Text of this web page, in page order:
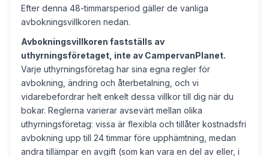
Efter denna 48-timmarsperiod gäller de vanliga
avbokningsvillkoren nedan.
Avbokningsvillkoren fastställs av
uthyrningsföretaget, inte av CampervanPlanet.
Varje uthyrningsföretag har sina egna regler för
avbokning, ändring och återbetalning, och vi
vidarebefordrar helt enkelt dessa villkor till dig när du
bokar. Reglerna varierar avsevärt mellan olika
uthyrningsföretag: vissa är flexibla och tillåter kostnadsfri
avbokning upp till 24 timmar före upphämtning, medan
andra tillämpar en avgift (som kan vara en del av eller, i